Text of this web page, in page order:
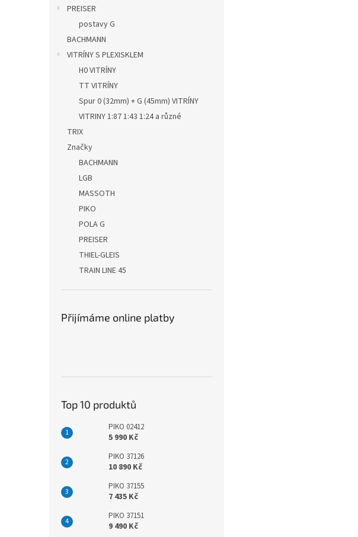
PREISER
postavy G
BACHMANN
VITRÍNY S PLEXISKLEM
H0 VITRÍNY
TT VITRÍNY
Spur 0 (32mm) + G (45mm) VITRÍNY
VITRINY 1:87 1:43 1:24 a různé
TRIX
Značky
BACHMANN
LGB
MASSOTH
PIKO
POLA G
PREISER
THIEL-GLEIS
TRAIN LINE 45
Přijímáme online platby
Top 10 produktů
PIKO 02412
5 990 Kč
PIKO 37126
10 890 Kč
PIKO 37155
7 435 Kč
PIKO 37151
9 490 Kč